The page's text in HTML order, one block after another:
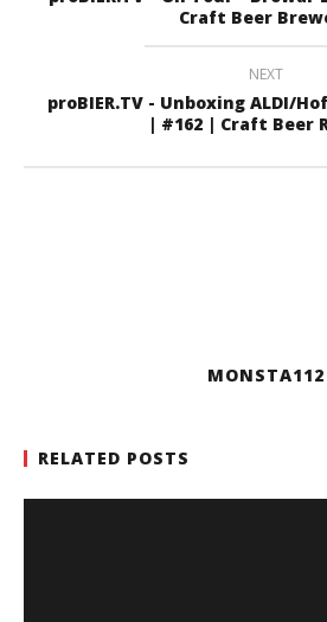
Craft Beer
NEXT
proBIER.TV - Unboxing ALDI/
| #162 | Craft Beer
MONSTA112
RELATED POSTS